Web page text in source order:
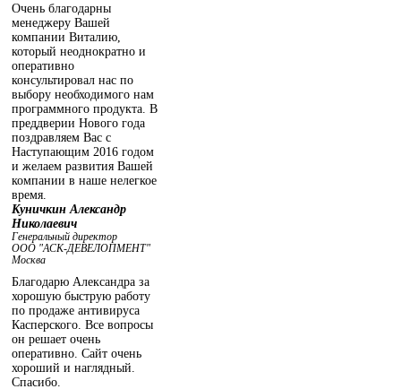
Очень благодарны
менеджеру Вашей
компании Виталию,
который неоднократно и
оперативно
консультировал нас по
выбору необходимого нам
программного продукта. В
преддверии Нового года
поздравляем Вас с
Наступающим 2016 годом
и желаем развития Вашей
компании в наше нелегкое
время.
Куничкин Александр
Николаевич
Генеральный директор
ООО "АСК-ДЕВЕЛОПМЕНТ"
Москва
Благодарю Александра за
хорошую быструю работу
по продаже антивируса
Касперского. Все вопросы
он решает очень
оперативно. Сайт очень
хороший и наглядный.
Спасибо.